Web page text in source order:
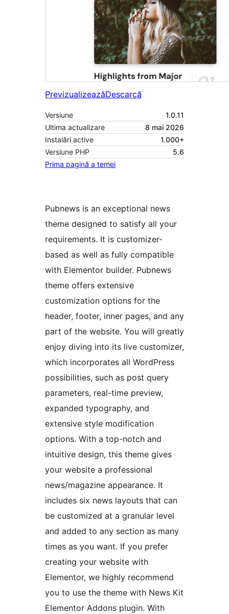
PrevizualizeazăDescarcă
Versiune
1.0.11
Ultima actualizare
8 mai 2026
Instalări active
1.000+
Versiune PHP
5.6
Prima pagină a temei
Pubnews is an exceptional news
theme designed to satisfy all your
requirements. It is customizer-
based as well as fully compatible
with Elementor builder. Pubnews
theme offers extensive
customization options for the
header, footer, inner pages, and any
part of the website. You will greatly
enjoy diving into its live customizer,
which incorporates all WordPress
possibilities, such as post query
parameters, real-time preview,
expanded typography, and
extensive style modification
options. With a top-notch and
intuitive design, this theme gives
your website a professional
news/magazine appearance. It
includes six news layouts that can
be customized at a granular level
and added to any section as many
times as you want. If you prefer
creating your website with
Elementor, we highly recommend
you to use the theme with News Kit
Elementor Addons plugin. With